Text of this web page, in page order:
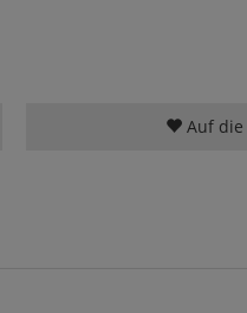
Auf die